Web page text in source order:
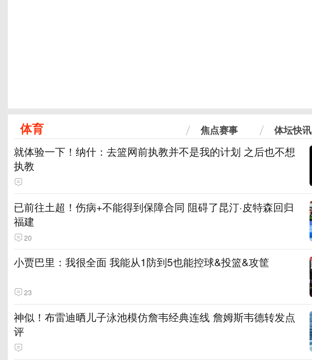
体育 焦点赛事 体坛快讯
就体验一下！纳什：去篮网前执教并不是我的计划 之后也不想
执教
已前往土超！伤病+不能得到保障合同 阻碍了昆汀·皮特森回归
福建
20
小贾巴里：我很全面 我能从1防到5也能控球&投篮&攻筐
23
神似！布雷迪晒儿子泳池模仿詹韦经典连线 詹姆斯韦德转发点
评